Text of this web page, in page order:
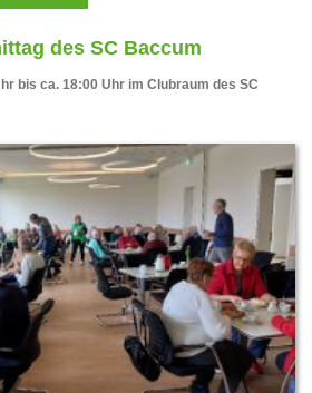
des SC Baccum
bis ca. 18:00 Uhr im Clubraum des SC